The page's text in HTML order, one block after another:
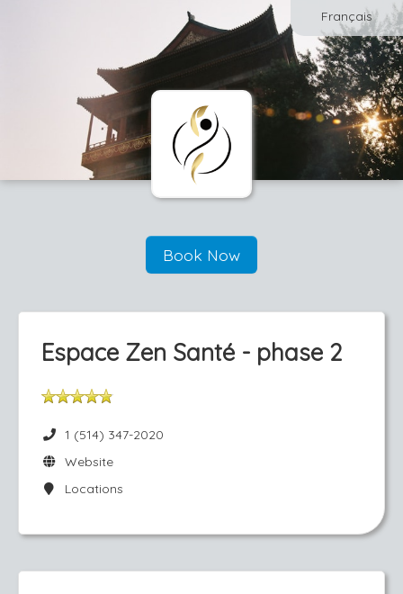
Français
Book Now
Espace Zen Santé - phase 2
1 (514) 347-2020
Website
Locations